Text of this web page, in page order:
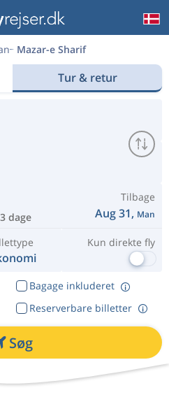
Mazar-e Sharif
Tur & retur
dage
Tilbage
Aug 31, Man
Kun direkte fly
Bagage inkluderet
Reserverbare billetter
Søg